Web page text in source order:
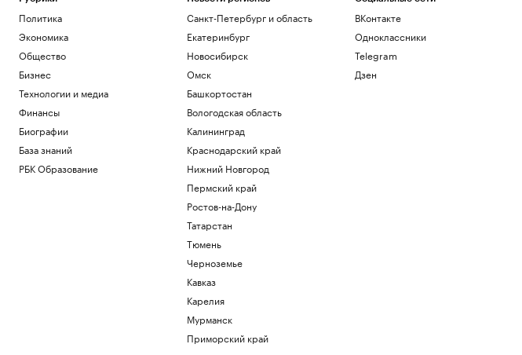
Политика
Экономика
Общество
Бизнес
Технологии и медиа
Финансы
Биографии
База знаний
РБК Образование
Санкт-Петербург и область
Екатеринбург
Новосибирск
Омск
Башкортостан
Вологодская область
Калининград
Краснодарский край
Нижний Новгород
Пермский край
Ростов-на-Дону
Татарстан
Тюмень
Черноземье
Кавказ
Карелия
Мурманск
Приморский край
ВКонтакте
Одноклассники
Telegram
Дзен